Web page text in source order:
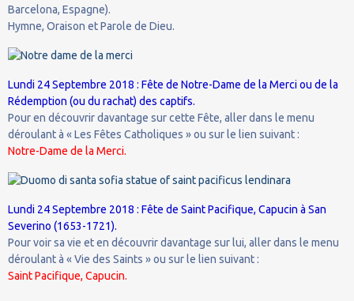
Barcelona, Espagne).
Hymne, Oraison et Parole de Dieu.
Lundi 24 Septembre 2018 : Fête de Notre-Dame de la Merci ou de la
Rédemption (ou du rachat) des captifs.
Pour en découvrir davantage sur cette Fête, aller dans le menu
déroulant à « Les Fêtes Catholiques » ou sur le lien suivant :
Notre-Dame de la Merci.
Lundi 24 Septembre 2018 : Fête de Saint Pacifique, Capucin à San
Severino (1653-1721).
Pour voir sa vie et en découvrir davantage sur lui, aller dans le menu
déroulant à « Vie des Saints » ou sur le lien suivant :
Saint Pacifique, Capucin.